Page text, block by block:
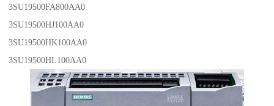
3SU19500FA800AA0
3SU19500HJ100AA0
3SU19500HK100AA0
3SU19500HL100AA0